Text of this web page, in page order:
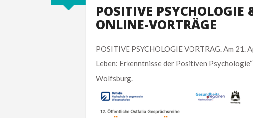
POSITIVE
ONLINE-VORTRÄGE
POSITIVE PSYCHOLOGIE VORTRAG. Am
Leben: Erkenntnisse der Positiven
Wolfsburg.